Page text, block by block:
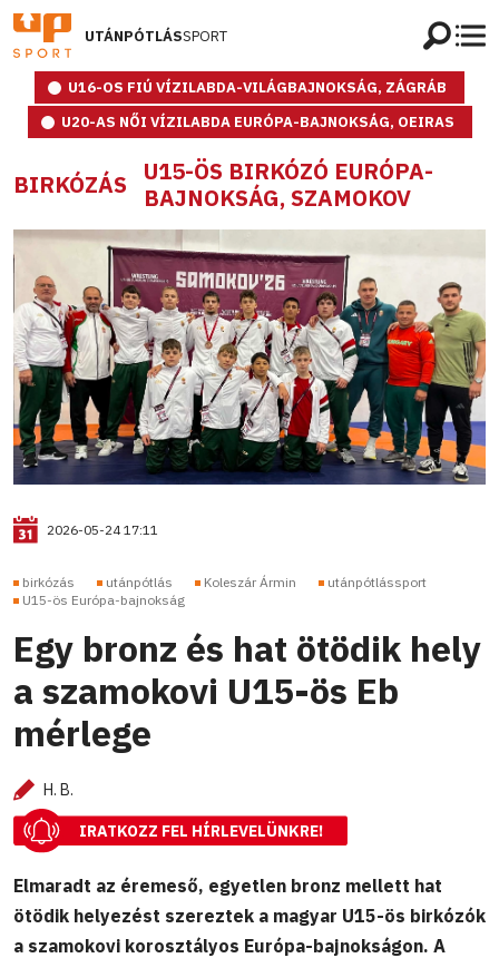
UTÁNPÓTLÁSSPORT
U16-OS FIÚ VÍZILABDA-VILÁGBAJNOKSÁG, ZÁGRÁB
U20-AS NŐI VÍZILABDA EURÓPA-BAJNOKSÁG, OEIRAS
BIRKÓZÁS
U15-ÖS BIRKÓZÓ EURÓPA-
BAJNOKSÁG, SZAMOKOV
2026-05-24 17:11
birkózás utánpótlás Koleszár Ármin
utánpótlássport
U15-ös Európa-bajnokság
Egy bronz és hat ötödik hely
a szamokovi U15-ös Eb
mérlege
H. B.
IRATKOZZ FEL HÍRLEVELÜNKRE!
Elmaradt az éremeső, egyetlen bronz mellett hat
ötödik helyezést szereztek a magyar U15-ös birkózók
a szamokovi korosztályos Európa-bajnokságon. A